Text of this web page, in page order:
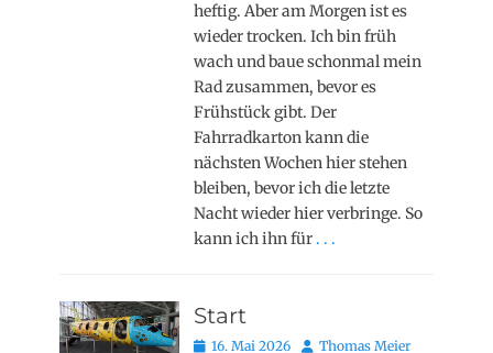
heftig. Aber am Morgen ist es
wieder trocken. Ich bin früh
wach und baue schonmal mein
Rad zusammen, bevor es
Frühstück gibt. Der
Fahrradkarton kann die
nächsten Wochen hier stehen
bleiben, bevor ich die letzte
Nacht wieder hier verbringe. So
kann ich ihn für . . .
Start
Posted
16. Mai 2026 AutorThomas Meier